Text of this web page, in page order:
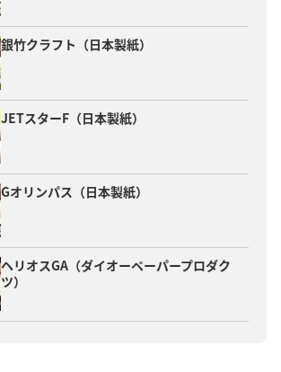
銀竹クラフト（日本製紙）
JETスターF（日本製紙）
Gオリンパス（日本製紙）
ヘリオスGA（ダイオーペーパープロダク
ツ）